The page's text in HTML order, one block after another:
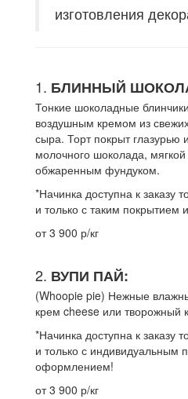
изготовления
1. БЛИННЫЙ
Тонкие шоколадные
воздушным кремом из
сыра. Торт покрыт глазурью
молочного шоколада,
обжаренным фундуком.
*Начинка доступна к заказу
и только с таким
от 3 900 р/кг
2. ВУПИ ПАЙ:
(Whoopie pie) Нежные
крем cheese или творожный
*Начинка доступна к заказу
и только с индивидуальным
оформлением!
от 3 900 р/кг